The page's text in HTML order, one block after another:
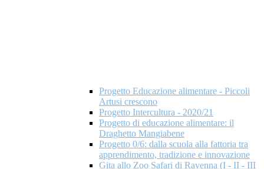
Progetto Educazione alimentare - Piccoli
Artusi crescono
Progetto Intercultura - 2020/21
Progetto di educazione alimentare: il
Draghetto Mangiabene
Progetto 0/6: dalla scuola alla fattoria tra
apprendimento, tradizione e innovazione
Gita allo Zoo Safari di Ravenna (I - II - III